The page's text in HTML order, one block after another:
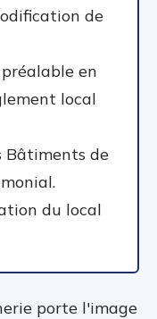
de
en
local
Bâtiments de
du local
porte l'image